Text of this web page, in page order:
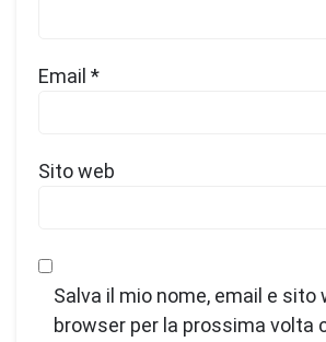
Email *
Sito web
Salva il mio nome, email e sito
browser per la prossima volta